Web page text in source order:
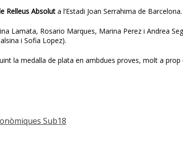
Relleus Absolut a l’Estadi Joan Serrahima de Barcelona.
Lamata, Rosario Marques, Marina Perez i Andrea
i Sofia Lopez).
la medalla de plata en ambdues proves, molt a
Sub18